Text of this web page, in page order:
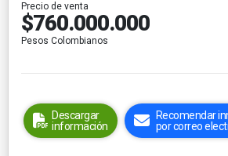
Precio de venta
$760.000.000
Pesos Colombianos
Descargar
información
Recomendar
por correo